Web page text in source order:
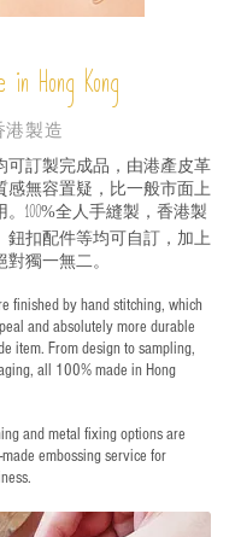
in Hong Kong
港製造
可訂製完成品，由港產皮革
感無容置疑，比一般市面上
100%全人手縫製，香港製
鈕扣配件等均可自訂，加上
獨一無二。
finished by hand stitching, which
and absolutely more durable
item. From design to sampling,
all 100% made in Hong
and metal fixing options are
embossing service for